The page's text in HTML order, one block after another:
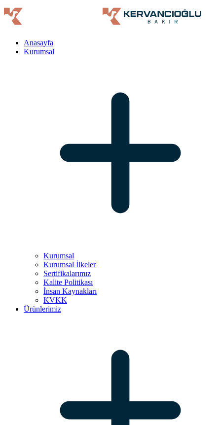
Anasayfa
Kurumsal
Kurumsal
Kurumsal İlkeler
Sertifikalarımız
Kalite Politikası
İnsan Kaynakları
KVKK
Ürünlerimiz